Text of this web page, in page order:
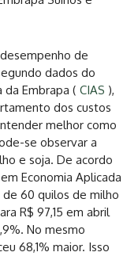
de
dados do
Embrapa ( CIAS ),
dos custos
melhor como
se observar a
e soja. De acordo
Economia Aplicada
60 quilos de milho
R$ 97,15 em abril
No mesmo
68,1% maior. Isso